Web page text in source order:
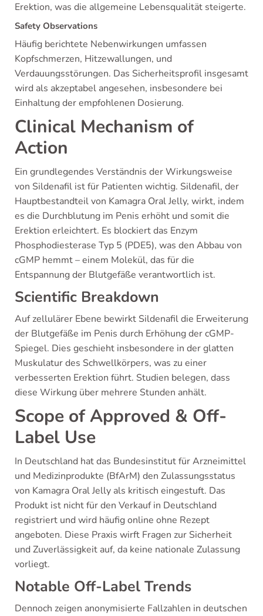
Erektion, was die allgemeine Lebensqualität steigerte.
Safety Observations
Häufig berichtete Nebenwirkungen umfassen
Kopfschmerzen, Hitzewallungen, und
Verdauungsstörungen. Das Sicherheitsprofil insgesamt
wird als akzeptabel angesehen, insbesondere bei
Einhaltung der empfohlenen Dosierung.
Clinical Mechanism of
Action
Ein grundlegendes Verständnis der Wirkungsweise
von Sildenafil ist für Patienten wichtig. Sildenafil, der
Hauptbestandteil von Kamagra Oral Jelly, wirkt, indem
es die Durchblutung im Penis erhöht und somit die
Erektion erleichtert. Es blockiert das Enzym
Phosphodiesterase Typ 5 (PDE5), was den Abbau von
cGMP hemmt – einem Molekül, das für die
Entspannung der Blutgefäße verantwortlich ist.
Scientific Breakdown
Auf zellulärer Ebene bewirkt Sildenafil die Erweiterung
der Blutgefäße im Penis durch Erhöhung der cGMP-
Spiegel. Dies geschieht insbesondere in der glatten
Muskulatur des Schwellkörpers, was zu einer
verbesserten Erektion führt. Studien belegen, dass
diese Wirkung über mehrere Stunden anhält.
Scope of Approved & Off-
Label Use
In Deutschland hat das Bundesinstitut für Arzneimittel
und Medizinprodukte (BfArM) den Zulassungsstatus
von Kamagra Oral Jelly als kritisch eingestuft. Das
Produkt ist nicht für den Verkauf in Deutschland
registriert und wird häufig online ohne Rezept
angeboten. Diese Praxis wirft Fragen zur Sicherheit
und Zuverlässigkeit auf, da keine nationale Zulassung
vorliegt.
Notable Off-Label Trends
Dennoch zeigen anonymisierte Fallzahlen in deutschen